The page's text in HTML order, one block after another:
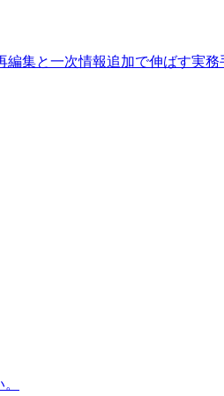
編集と一次情報追加で伸ばす実務